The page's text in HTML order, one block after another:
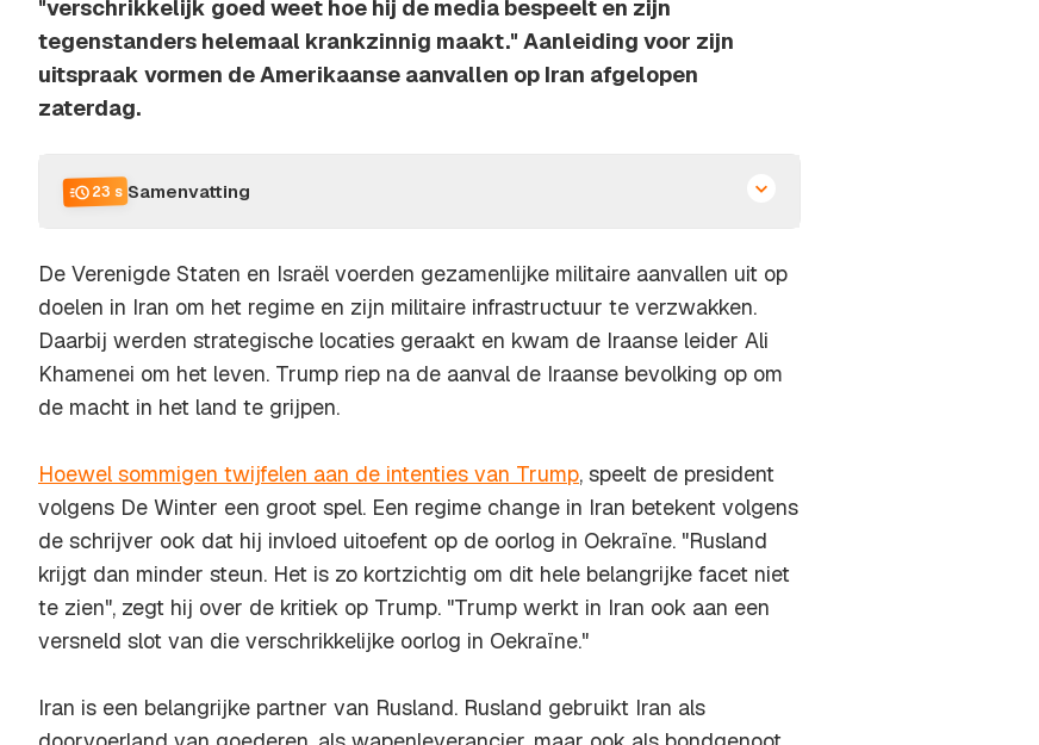
"verschrikkelijk goed weet hoe hij de media bespeelt en zijn
tegenstanders helemaal krankzinnig maakt." Aanleiding voor zijn
uitspraak vormen de Amerikaanse aanvallen op Iran afgelopen
zaterdag.
23 s Samenvatting
De Verenigde Staten en Israël voerden gezamenlijke militaire aanvallen uit op
doelen in Iran om het regime en zijn militaire infrastructuur te verzwakken.
Daarbij werden strategische locaties geraakt en kwam de Iraanse leider Ali
Khamenei om het leven. Trump riep na de aanval de Iraanse bevolking op om
de macht in het land te grijpen.
Hoewel sommigen twijfelen aan de intenties van Trump, speelt de president
volgens De Winter een groot spel. Een regime change in Iran betekent volgens
de schrijver ook dat hij invloed uitoefent op de oorlog in Oekraïne. "Rusland
krijgt dan minder steun. Het is zo kortzichtig om dit hele belangrijke facet niet
te zien", zegt hij over de kritiek op Trump. "Trump werkt in Iran ook aan een
versneld slot van die verschrikkelijke oorlog in Oekraïne."
Iran is een belangrijke partner van Rusland. Rusland gebruikt Iran als